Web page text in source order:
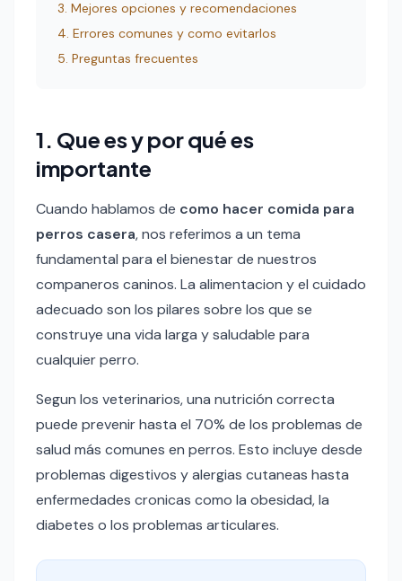
3. Mejores opciones y recomendaciones
4. Errores comunes y como evitarlos
5. Preguntas frecuentes
1. Que es y por qué es
importante
Cuando hablamos de como hacer comida para
perros casera, nos referimos a un tema
fundamental para el bienestar de nuestros
companeros caninos. La alimentacion y el cuidado
adecuado son los pilares sobre los que se
construye una vida larga y saludable para
cualquier perro.
Segun los veterinarios, una nutrición correcta
puede prevenir hasta el 70% de los problemas de
salud más comunes en perros. Esto incluye desde
problemas digestivos y alergias cutaneas hasta
enfermedades cronicas como la obesidad, la
diabetes o los problemas articulares.